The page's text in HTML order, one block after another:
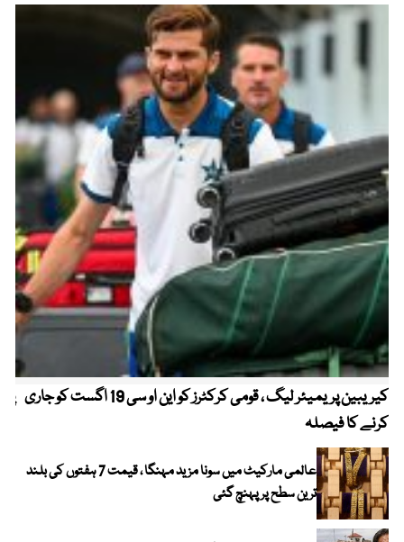
کیریبین پریمیئر لیگ ، قومی کرکٹرز کو این او سی 19 اگست کو جاری
کرنے کا فیصلہ
عالمی مارکیٹ میں سونا مزید مہنگا ، قیمت 7 ہفتوں کی بلند
ترین سطح پر پہنچ گئی